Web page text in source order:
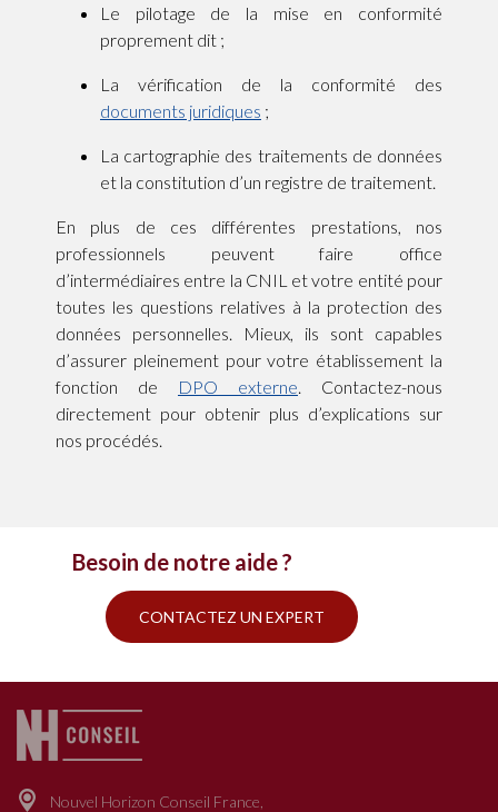
Le pilotage de la mise en conformité
proprement dit ;
La vérification de la conformité des
documents juridiques ;
La cartographie des traitements de données
et la constitution d’un registre de traitement.
En plus de ces différentes prestations, nos
professionnels peuvent faire office
d’intermédiaires entre la CNIL et votre entité pour
toutes les questions relatives à la protection des
données personnelles. Mieux, ils sont capables
d’assurer pleinement pour votre établissement la
fonction de
DPO externe. Contactez-nous
directement pour obtenir plus d’explications sur
nos procédés.
Besoin de notre aide ?
CONTACTEZ UN EXPERT
Nouvel Horizon Conseil France,